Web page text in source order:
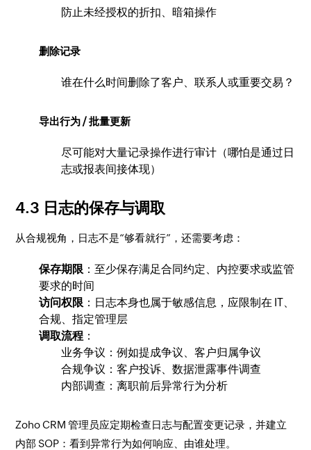
防止未经授权的折扣、暗箱操作
删除记录
谁在什么时间删除了客户、联系人或重要交易？
导出行为 / 批量更新
尽可能对大量记录操作进行审计（哪怕是通过日
志或报表间接体现）
4.3 日志的保存与调取
从合规视角，日志不是“够看就行”，还需要考虑：
保存期限 ：至少保存满足合同约定、内控要求或监管
要求的时间
访问权限 ：日志本身也属于敏感信息，应限制在 IT、
合规、指定管理层
调取流程 ：
业务争议：例如提成争议、客户归属争议
合规争议：客户投诉、数据泄露事件调查
内部调查：离职前后异常行为分析
Zoho CRM 管理员应定期检查日志与配置变更记录，并建立
内部 SOP：看到异常行为如何响应、由谁处理。